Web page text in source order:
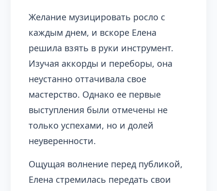
Желание музицировать росло с
каждым днем, и вскоре Елена
решила взять в руки инструмент.
Изучая аккорды и переборы, она
неустанно оттачивала свое
мастерство. Однако ее первые
выступления были отмечены не
только успехами, но и долей
неуверенности.
Ощущая волнение перед публикой,
Елена стремилась передать свои